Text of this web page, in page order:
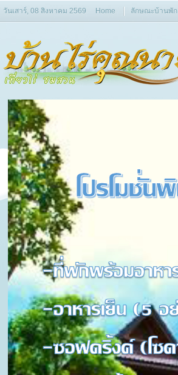
วันเสาร์, 08 สิงหาคม 2569 Home ลักษณะบ้านพัก